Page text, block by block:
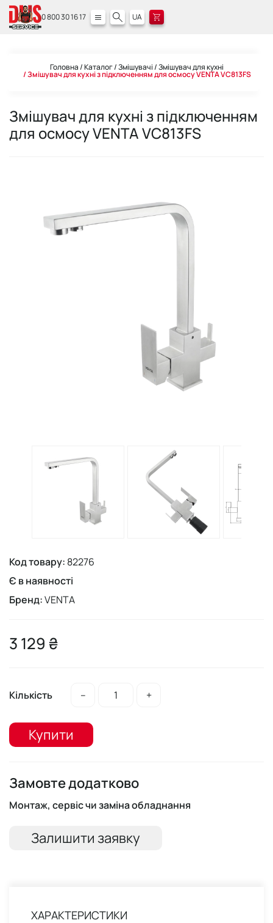
0 800 30 16 17 UA
Головна Каталог Змішувачі Змішувач для кухні
Змішувач для кухні з підключенням для осмосу VENTA VC813FS
Змішувач для кухні з підключенням
для осмосу VENTA VC813FS
Код товару: 82276
Є в наявності
Бренд:VENTA
3 129 ₴
Кількість – +
Купити
Замовте додатково
Монтаж, сервіс чи заміна обладнання
Залишити заявку
ХАРАКТЕРИСТИКИ